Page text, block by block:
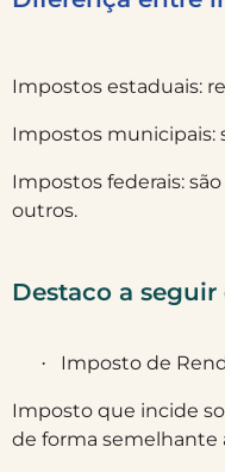
Impostos estaduais:
Impostos municipais:
Impostos federais: são
outros.
Destaco a
· Imposto de
Imposto que incide
de forma semelhante